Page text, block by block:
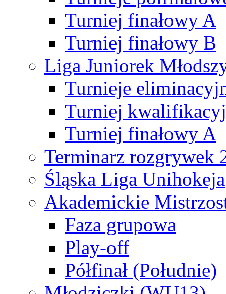
Turniej finałowy A
Turniej finałowy B
Liga Juniorek
Turnieje
Turniej
Turniej finałowy A
Terminarz rozgrywek
Śląska Liga Unihokeja
Akademickie
Faza grupowa
Play-off
Półfinał (Południe)